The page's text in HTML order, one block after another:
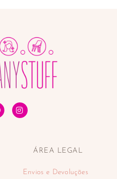
ÁREA LEGAL
Envios e Devoluções